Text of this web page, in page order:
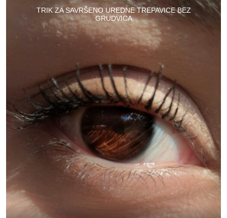
TRIK ZA SAVRŠENO UREDNE TREPAVICE BEZ
GRUDVICA